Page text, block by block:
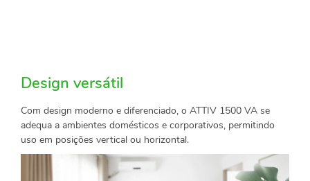
Design versátil
Com design moderno e diferenciado, o ATTIV 1500 VA se
adequa a ambientes domésticos e corporativos, permitindo
uso em posições vertical ou horizontal.